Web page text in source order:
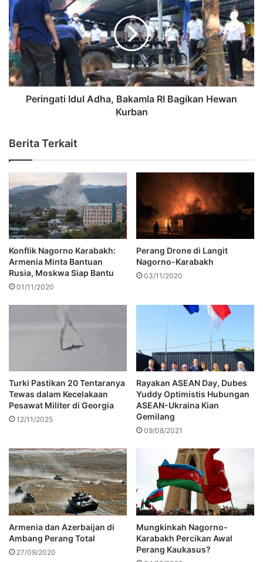
Peringati Idul Adha, Bakamla RI Bagikan Hewan
Kurban
Berita Terkait
Konflik Nagorno Karabakh:
Armenia Minta Bantuan
Rusia, Moskwa Siap Bantu
01/11/2020
Perang Drone di Langit
Nagorno-Karabakh
03/11/2020
Turki Pastikan 20 Tentaranya
Tewas dalam Kecelakaan
Pesawat Militer di Georgia
12/11/2025
Rayakan ASEAN Day, Dubes
Yuddy Optimistis Hubungan
ASEAN-Ukraina Kian
Gemilang
09/08/2021
Armenia dan Azerbaijan di
Ambang Perang Total
27/09/2020
Mungkinkah Nagorno-
Karabakh Percikan Awal
Perang Kaukasus?